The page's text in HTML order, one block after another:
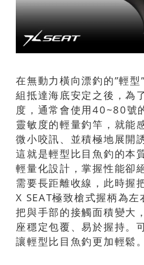
在無動力橫向漂釣的”輕
組抵達海底安定之後，為
度，通常會使用40~80號
靈敏度的輕量釣竿，就能
微小咬訊、並積極地展開
這就是輕型比目魚釣的本
輕量化設計，掌握性能卻
需要長距離收線，此時握
X SEAT極致槍式握柄為
把與手部的接觸面積變大
座穩定包覆、易於握持。
讓輕型比目魚釣更加輕鬆。